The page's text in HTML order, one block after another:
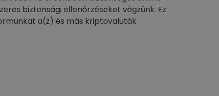
biztonsági ellenőrzéseket végzünk. Ez
a(z) és más kriptovaluták